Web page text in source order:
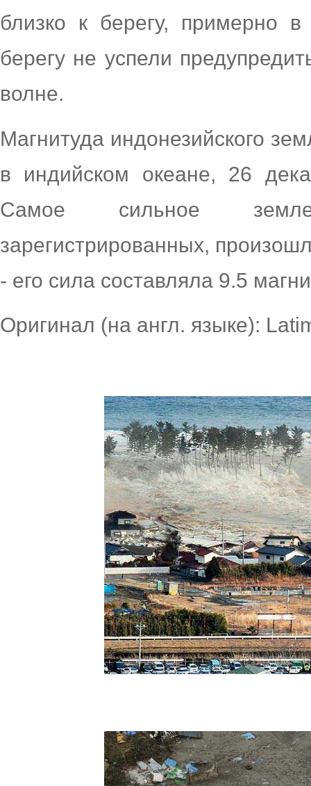
близко к берегу, примерно
берегу не успели
волне.
Магнитуда индонезийского
в индийском океане, 26
Самое сильное
зарегистрированных,
- его сила составляла 9.5
Оригинал (на англ. языке):